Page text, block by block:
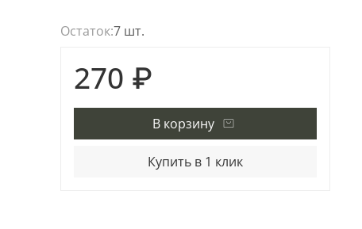
Остаток:7 шт.
270 ₽
В корзину
Купить в 1 клик